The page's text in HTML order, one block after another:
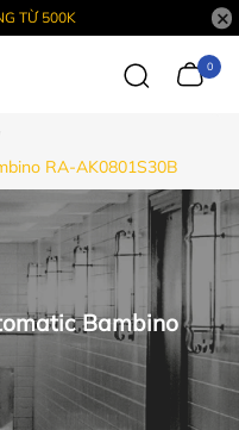
TỪ 500K
0
RA-AK0801S30B
Bambino